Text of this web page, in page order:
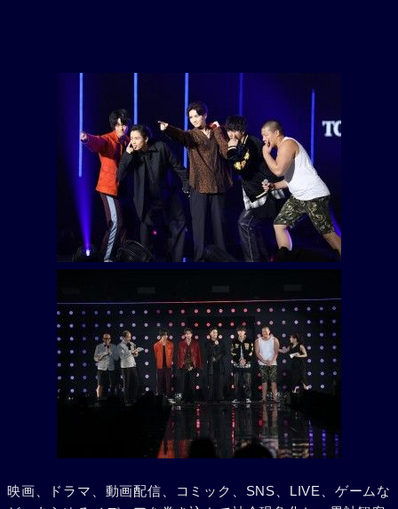
映画、ドラマ、動画配信、コミック、SNS、LIVE、ゲームな